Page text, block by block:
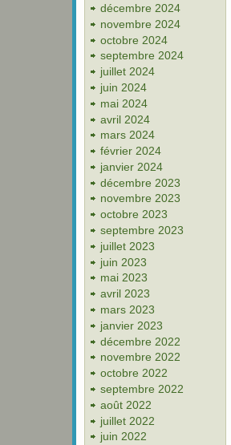
décembre 2024
novembre 2024
octobre 2024
septembre 2024
juillet 2024
juin 2024
mai 2024
avril 2024
mars 2024
février 2024
janvier 2024
décembre 2023
novembre 2023
octobre 2023
septembre 2023
juillet 2023
juin 2023
mai 2023
avril 2023
mars 2023
janvier 2023
décembre 2022
novembre 2022
octobre 2022
septembre 2022
août 2022
juillet 2022
juin 2022